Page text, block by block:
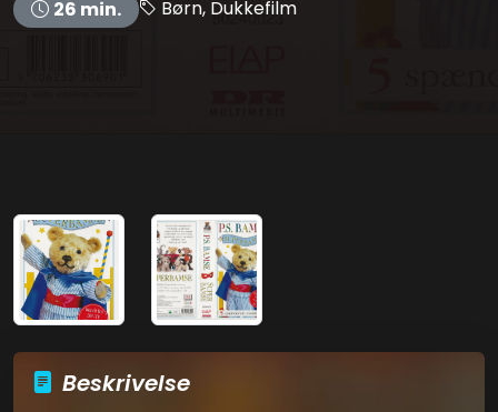
26 min.
Børn, Dukkefilm
Beskrivelse